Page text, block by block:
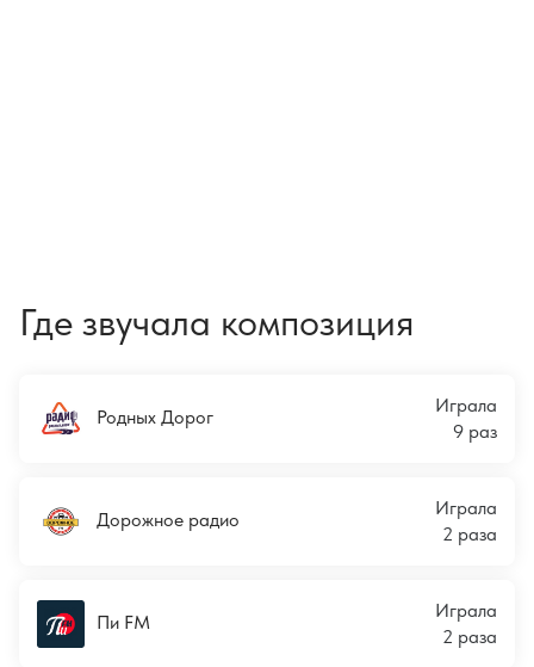
Где звучала композиция
Родных Дорог
Играла
9 раз
Дорожное радио
Играла
2 раза
Пи FM
Играла
2 раза